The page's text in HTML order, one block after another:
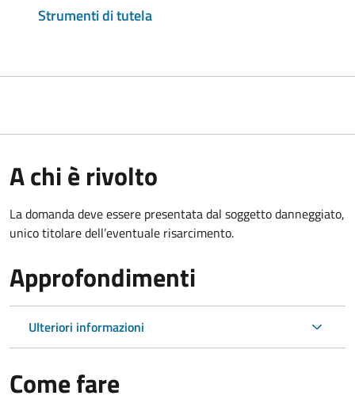
Strumenti di tutela
A chi è rivolto
La domanda deve essere presentata dal soggetto danneggiato,
unico titolare dell’eventuale risarcimento.
Approfondimenti
Ulteriori informazioni
Come fare